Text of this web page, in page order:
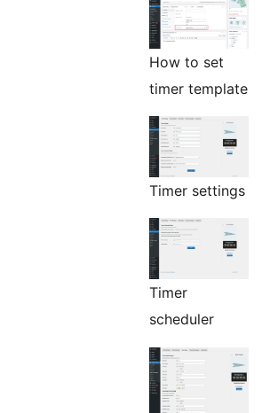
How to set
timer template
Timer settings
Timer
scheduler